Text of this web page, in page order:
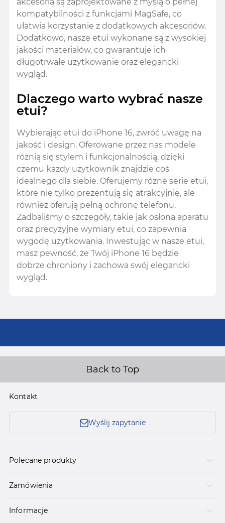
akcesoria są zaprojektowane z myślą o pełnej
kompatybilności z funkcjami MagSafe, co
ułatwia korzystanie z dodatkowych akcesoriów.
Dodatkowo, nasze etui wykonane są z wysokiej
jakości materiałów, co gwarantuje ich
długotrwałe użytkowanie oraz elegancki
wygląd.
Dlaczego warto wybrać nasze
etui?
Wybierając etui do iPhone 16, zwróć uwagę na
jakość i design. Oferowane przez nas modele
różnią się stylem i funkcjonalnością, dzięki
czemu każdy użytkownik znajdzie coś
idealnego dla siebie. Oferujemy różne serie etui,
które nie tylko prezentują się atrakcyjnie, ale
również oferują pełną ochronę telefonu.
Zadbaliśmy o szczegóły, takie jak osłona aparatu
oraz precyzyjne wymiary etui, co zapewnia
wygodę użytkowania. Inwestując w nasze etui,
masz pewność, że Twój iPhone 16 będzie
dobrze chroniony i zachowa swój elegancki
wygląd.
Back to Top
Kontakt
Wyślij zapytanie
Polecane produkty
Zamówienia
Informacje